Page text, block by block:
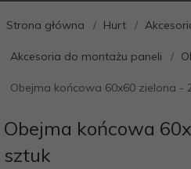
Strona główna Hurt
Akcesoria do montażu paneli
Obejma końcowa 60x60 zielona -
Obejma końcowa
sztuk